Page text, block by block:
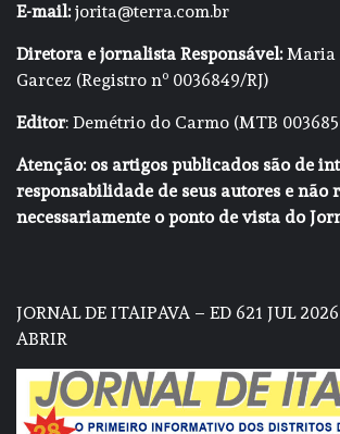
E-mail:jorita@terra.com.br
Diretora e jornalista Responsável:Maria
Garcez (Registro nº 0036849/RJ)
Editor: Demétrio do Carmo (MTB
Atenção: os artigos publicados são de
responsabilidade de seus autores e não
necessariamente o ponto de vista do
JORNAL DE ITAIPAVA – ED 621 JUL 2026
ABRIR